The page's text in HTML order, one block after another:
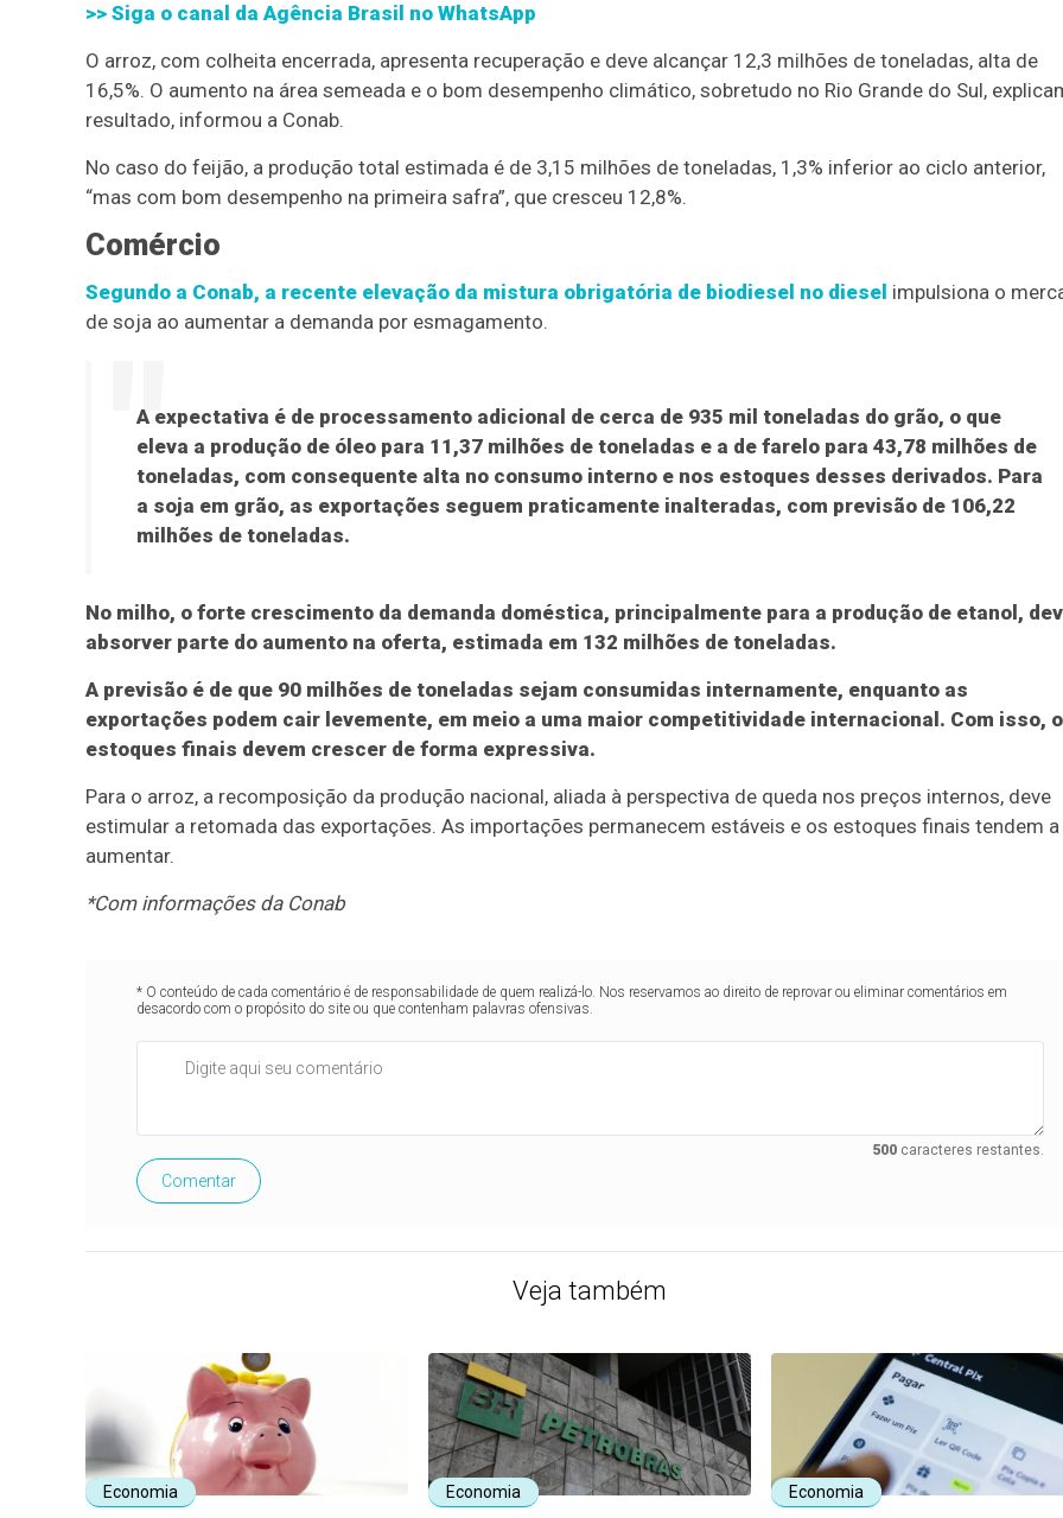
>> Siga o canal da Agência Brasil no WhatsApp
O arroz, com colheita encerrada, apresenta recuperação e deve alcançar 12,3 milhões de toneladas, alta de
16,5%. O aumento na área semeada e o bom desempenho climático, sobretudo no Rio Grande do Sul,
resultado, informou a Conab.
No caso do feijão, a produção total estimada é de 3,15 milhões de toneladas, 1,3% inferior ao ciclo anterior,
“mas com bom desempenho na primeira safra”, que cresceu 12,8%.
Comércio
Segundo a Conab, a recente elevação da mistura obrigatória de biodiesel no diesel impulsiona o
de soja ao aumentar a demanda por esmagamento.
A expectativa é de processamento adicional de cerca de 935 mil toneladas do grão, o que
eleva a produção de óleo para 11,37 milhões de toneladas e a de farelo para 43,78 milhões de
toneladas, com consequente alta no consumo interno e nos estoques desses derivados. Para
a soja em grão, as exportações seguem praticamente inalteradas, com previsão de 106,22
milhões de toneladas.
No milho, o forte crescimento da demanda doméstica, principalmente para a produção de etanol,
absorver parte do aumento na oferta, estimada em 132 milhões de toneladas.
A previsão é de que 90 milhões de toneladas sejam consumidas internamente, enquanto as
exportações podem cair levemente, em meio a uma maior competitividade internacional. Com isso,
estoques finais devem crescer de forma expressiva.
Para o arroz, a recomposição da produção nacional, aliada à perspectiva de queda nos preços internos, deve
estimular a retomada das exportações. As importações permanecem estáveis e os estoques finais tendem a
aumentar.
*Com informações da Conab
* O conteúdo de cada comentário é de responsabilidade de quem realizá-lo. Nos reservamos ao direito de reprovar ou eliminar comentários em
desacordo com o propósito do site ou que contenham palavras ofensivas.
500caracteres restantes.
Comentar
Veja também
Economia Economia Economia